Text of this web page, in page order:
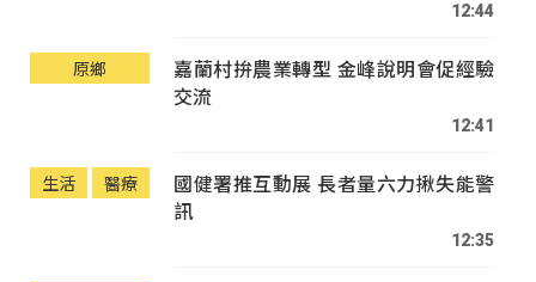
12:44
原鄉
嘉蘭村拚農業轉型 金峰說明會促經驗
交流
12:41
生活 醫療
國健署推互動展 長者量六力揪失能警
訊
12:35